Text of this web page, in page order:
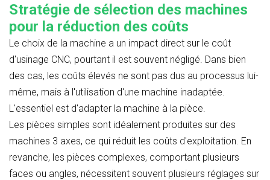
Stratégie de sélection des machines
pour la réduction des coûts
Le choix de la machine a un impact direct sur le coût
d'usinage CNC, pourtant il est souvent négligé. Dans bien
des cas, les coûts élevés ne sont pas dus au processus lui-
même, mais à l'utilisation d'une machine inadaptée.
L'essentiel est d'adapter la machine à la pièce.
Les pièces simples sont idéalement produites sur des
machines 3 axes, ce qui réduit les coûts d'exploitation. En
revanche, les pièces complexes, comportant plusieurs
faces ou angles, nécessitent souvent plusieurs réglages sur